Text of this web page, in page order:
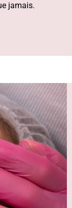
jamais.